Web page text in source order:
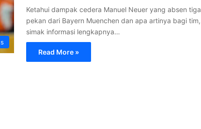
Ketahui dampak cedera Manuel Neuer yang absen tiga
pekan dari Bayern Muenchen dan apa artinya bagi tim,
simak informasi lengkapnya…
Read More »